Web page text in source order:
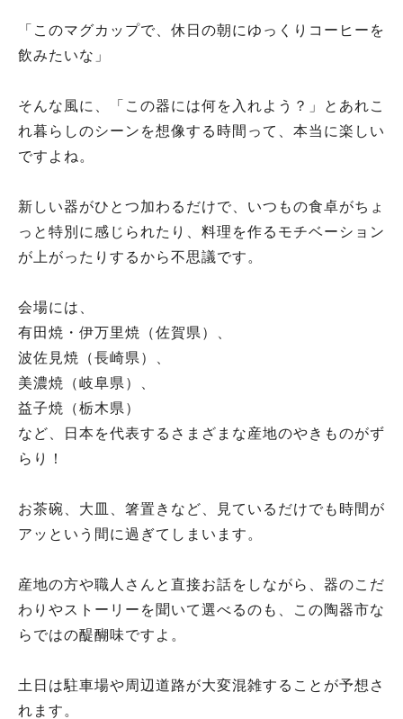
「このマグカップで、休日の朝にゆっくりコーヒーを
飲みたいな」
そんな風に、「この器には何を入れよう？」とあれこ
れ暮らしのシーンを想像する時間って、本当に楽しい
ですよね。
新しい器がひとつ加わるだけで、いつもの食卓がちょ
っと特別に感じられたり、料理を作るモチベーション
が上がったりするから不思議です。
会場には、
有田焼・伊万里焼（佐賀県）、
波佐見焼（長崎県）、
美濃焼（岐阜県）、
益子焼（栃木県）
など、日本を代表するさまざまな産地のやきものがず
らり！
お茶碗、大皿、箸置きなど、見ているだけでも時間が
アッという間に過ぎてしまいます。
産地の方や職人さんと直接お話をしながら、器のこだ
わりやストーリーを聞いて選べるのも、この陶器市な
らではの醍醐味ですよ。
土日は駐車場や周辺道路が大変混雑することが予想さ
れます。